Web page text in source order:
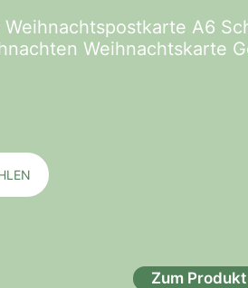
A6
Weihnachtskarte
Zum Produkt